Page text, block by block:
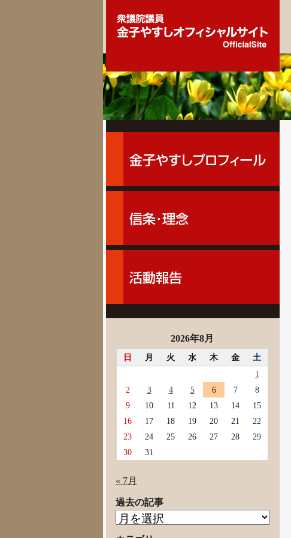
2026年8月
日 月 火 水 木 金
土
1
2
3 4 5 6 7
8
9
10 11 12 13 14
15
16
17 18 19 20 21
22
23
24 25 26 27 28
29
30
31
« 7月
過去の記事
過